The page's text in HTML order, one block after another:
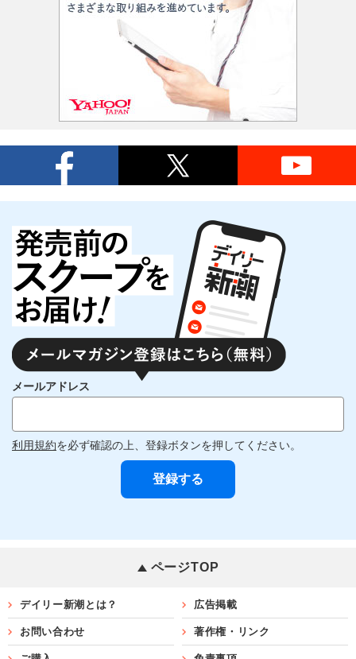
メールアドレス
利用規約を必ず確認の上、登録ボタンを押してください。
ページTOP
デイリー新潮とは？ 広告掲載
お問い合わせ 著作権・リンク